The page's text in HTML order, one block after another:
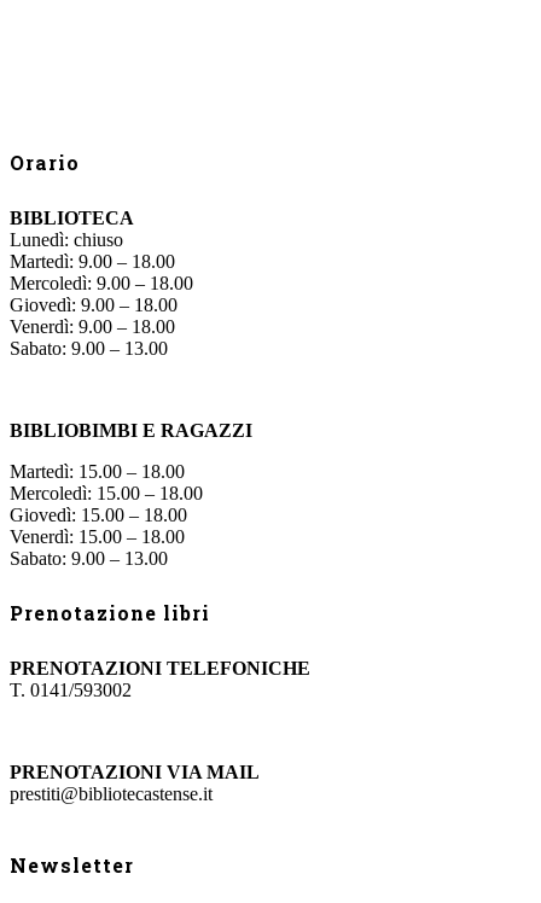
Orario
BIBLIOTECA
Lunedì: chiuso
Martedì: 9.00 – 18.00
Mercoledì: 9.00 – 18.00
Giovedì: 9.00 – 18.00
Venerdì: 9.00 – 18.00
Sabato: 9.00 – 13.00
BIBLIOBIMBI E RAGAZZI
Martedì: 15.00 – 18.00
Mercoledì: 15.00 – 18.00
Giovedì: 15.00 – 18.00
Venerdì: 15.00 – 18.00
Sabato: 9.00 – 13.00
Prenotazione libri
PRENOTAZIONI TELEFONICHE
T. 0141/593002
PRENOTAZIONI VIA MAIL
prestiti@bibliotecastense.it
Newsletter